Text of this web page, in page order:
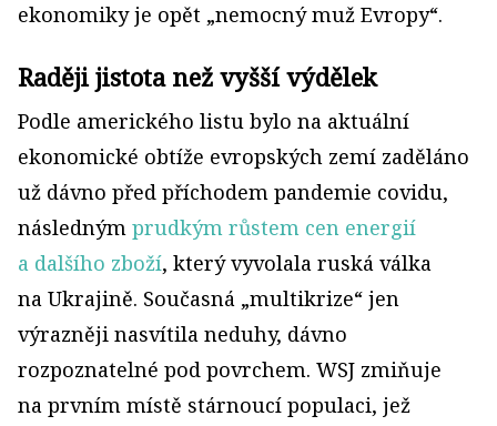
ekonomiky je opět „nemocný muž Evropy“.
Raději jistota než vyšší výdělek
Podle amerického listu bylo na aktuální
ekonomické obtíže evropských zemí zaděláno
už dávno před příchodem pandemie covidu,
následným prudkým růstem cen energií
a dalšího zboží, který vyvolala ruská válka
na Ukrajině. Současná „multikrize“ jen
výrazněji nasvítila neduhy, dávno
rozpoznatelné pod povrchem. WSJ zmiňuje
na prvním místě stárnoucí populaci, jež